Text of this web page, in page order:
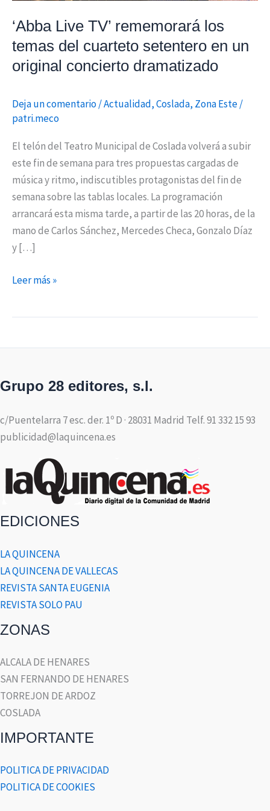
‘Abba Live TV’ rememorará los
temas del cuarteto setentero en un
original concierto dramatizado
Deja un comentario/Actualidad,Coslada, Zona Este/
patri.meco
El telón del Teatro Municipal de Coslada volverá a subir
este fin de semana para tres propuestas cargadas de
música y ritmo, indiscutibles protagonistas del fin de
semana sobre las tablas locales. La programación
arrancará esta misma tarde, a partir de las 20 horas, de la
mano de Carlos Sánchez, Mercedes Checa, Gonzalo Díaz
y […]
en
un
original
dramatizado
Leer más »
Grupo 28 editores, s.l.
c/Puentelarra 7 esc. der. 1º D · 28031 Madrid Telf. 91 332 15 93
publicidad@laquincena.es
EDICIONES
LA QUINCENA
LA QUINCENA DE VALLECAS
REVISTA SANTA EUGENIA
REVISTA SOLO PAU
ZONAS
ALCALA DE HENARES
SAN FERNANDO DE HENARES
TORREJON DE ARDOZ
COSLADA
IMPORTANTE
POLITICA DE PRIVACIDAD
POLITICA DE COOKIES